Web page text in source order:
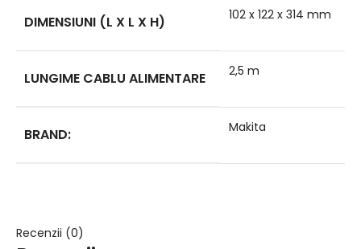
DIMENSIUNI (L X L X H) 102 x 122 x 314 mm
LUNGIME CABLU ALIMENTARE 2,5 m
BRAND: Makita
Recenzii (0)